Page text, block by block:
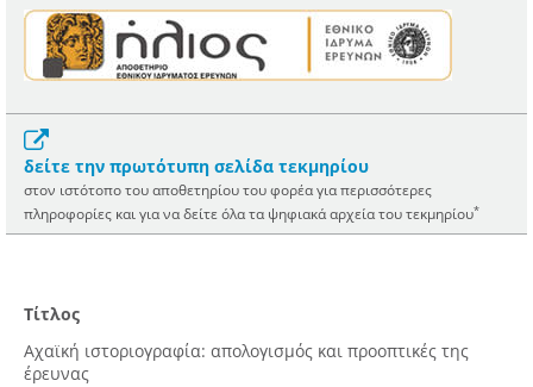
δείτε την πρωτότυπη σελίδα τεκμηρίου
στον ιστότοπο του αποθετηρίου του φορέα για περισσότερες
πληροφορίες και για να δείτε όλα τα ψηφιακά αρχεία του τεκμηρίου*
Τίτλος
Αχαϊκή ιστοριογραφία: απολογισμός και προοπτικές της
έρευνας